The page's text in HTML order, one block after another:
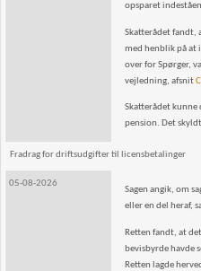
opsparet
Skatterådet fandt,
med henblik på at
over for Spørger,
vejledning, afsnit
Skatterådet
pension. Det
Fradrag for driftsudgifter til licensbetalinger
05-08-2026
Sagen angik, om
eller en del heraf,
Retten fandt, at
bevisbyrde havde
Retten lagde